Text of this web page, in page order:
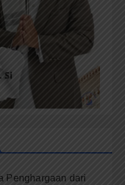
Penghargaan dari